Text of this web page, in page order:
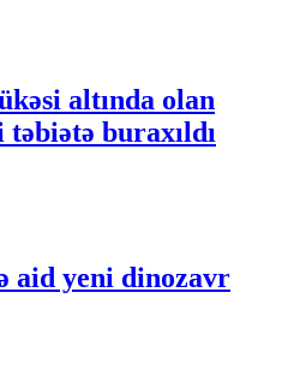
altında olan
buraxıldı
aid yeni dinozavr